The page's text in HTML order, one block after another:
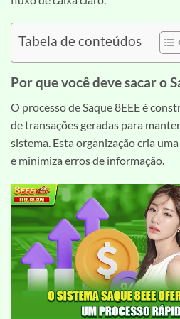
Tabela de conteúdos
Por que você deve sacar o
O processo de Saque 8EEE é
de transações geradas para
sistema. Esta organização cria
e minimiza erros de informação.